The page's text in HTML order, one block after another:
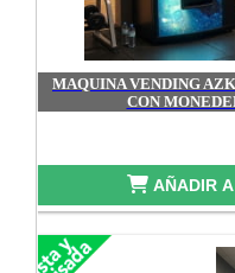
MAQUINA VENDING
CON
AÑADIR